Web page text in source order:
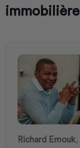
immobilière
Richard Emouk,